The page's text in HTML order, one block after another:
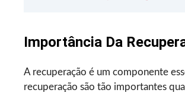
Importância Da
A recuperação é um componente
recuperação são tão importantes